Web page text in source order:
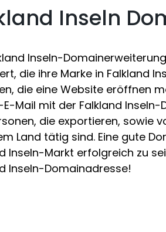
Inseln
Inseln-
die ihre Marke in Falkland
die eine Website eröffnen
E-Mail mit der Falkland
die exportieren, sowie
Land tätig sind. Eine gute
Inseln-Markt erfolgreich zu
Inseln-Domainadresse!